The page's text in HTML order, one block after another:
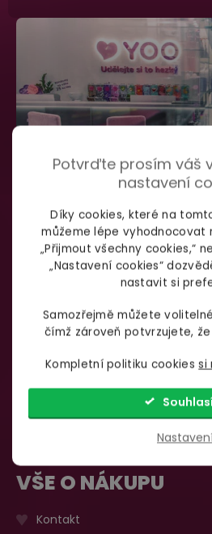
Potvrďte prosím váš
nastavení
Díky cookies, které na
můžeme lépe vyhodnocovat
„Přijmout všechny cookies,“
„Nastavení cookies“
nastavit si
Samozřejmě můžete
čímž zároveň potvrzujete, že
Kompletní politiku cookiessi
735 876 206
VŠE O NÁKUPU
Kontakt